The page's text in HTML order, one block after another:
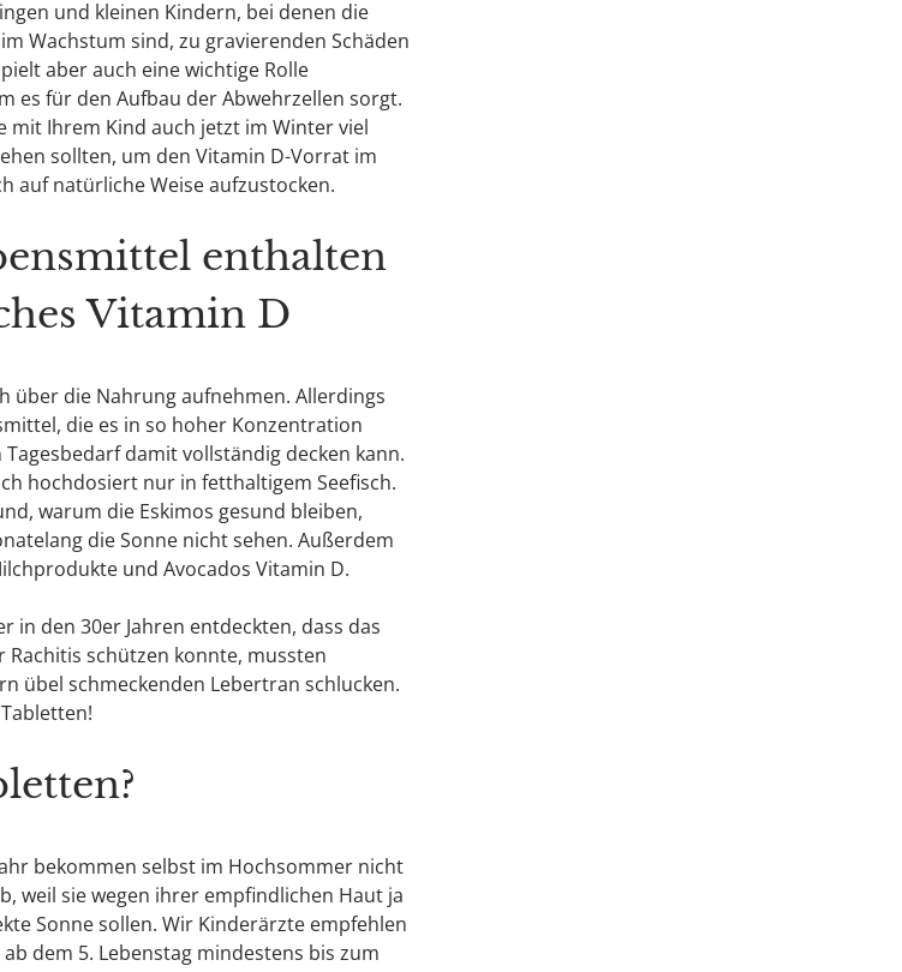
und kleinen Kindern, bei denen die
Wachstum sind, zu gravierenden Schäden
aber auch eine wichtige Rolle
es für den Aufbau der Abwehrzellen sorgt.
mit Ihrem Kind auch jetzt im Winter viel
sollten, um den Vitamin D-Vorrat im
auf natürliche Weise aufzustocken.
enthalten
Vitamin D
über die Nahrung aufnehmen. Allerdings
die es in so hoher Konzentration
damit vollständig decken kann.
hochdosiert nur in fetthaltigem Seefisch.
warum die Eskimos gesund bleiben,
die Sonne nicht sehen. Außerdem
und Avocados Vitamin D.
in den 30er Jahren entdeckten, dass das
schützen konnte, mussten
übel schmeckenden Lebertran schlucken.
bekommen selbst im Hochsommer nicht
weil sie wegen ihrer empfindlichen Haut ja
Sonne sollen. Wir Kinderärzte empfehlen
dem 5. Lebenstag mindestens bis zum